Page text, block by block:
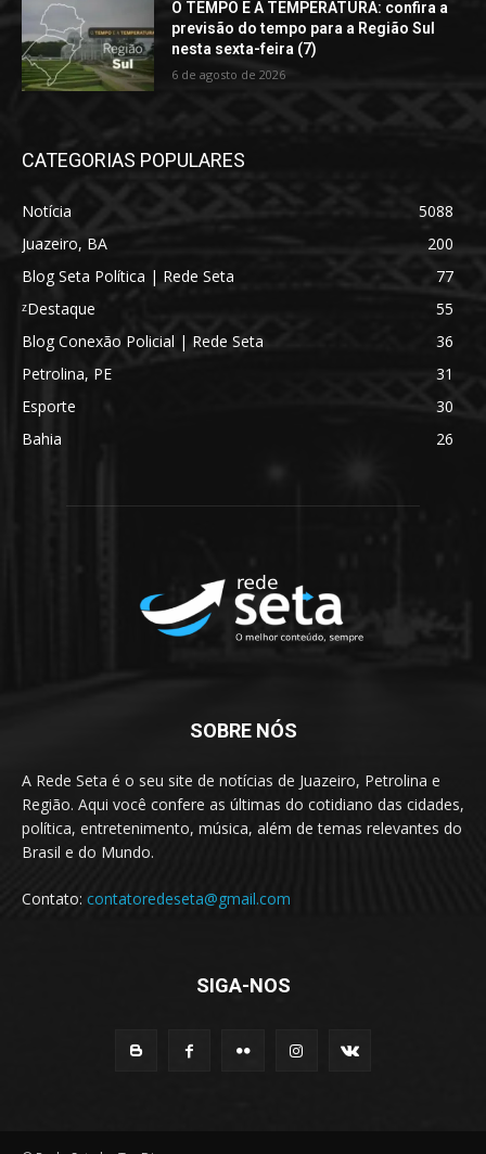
O TEMPO E A TEMPERATURA: confira a
previsão do tempo para a Região Sul
nesta sexta-feira (7)
6 de agosto de 2026
CATEGORIAS POPULARES
Notícia
5088
Juazeiro, BA
200
Blog Seta Política | Rede Seta
77
ᶻDestaque
55
Blog Conexão Policial | Rede Seta
36
Petrolina, PE
31
Esporte
30
Bahia
26
SOBRE NÓS
A Rede Seta é o seu site de notícias de Juazeiro, Petrolina e
Região. Aqui você confere as últimas do cotidiano das cidades,
política, entretenimento, música, além de temas relevantes do
Brasil e do Mundo.
Contato: contatoredeseta@gmail.com
SIGA-NOS